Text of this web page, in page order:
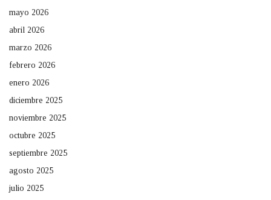
mayo 2026
abril 2026
marzo 2026
febrero 2026
enero 2026
diciembre 2025
noviembre 2025
octubre 2025
septiembre 2025
agosto 2025
julio 2025